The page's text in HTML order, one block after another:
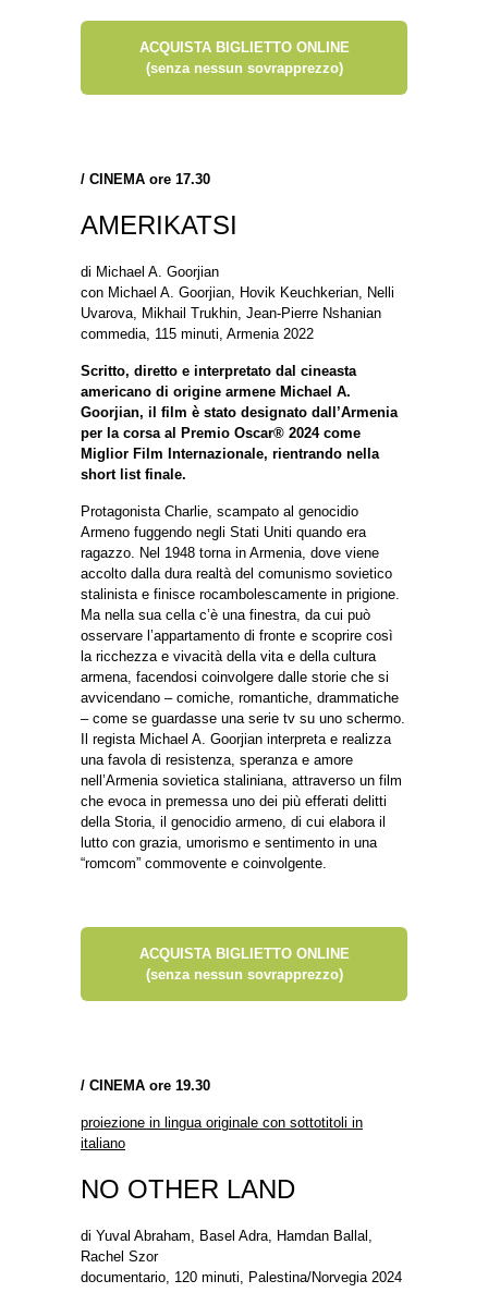
ACQUISTA BIGLIETTO ONLINE
(senza nessun sovrapprezzo)
/ CINEMA ore 17.30
AMERIKATSI
di Michael A. Goorjian
con Michael A. Goorjian, Hovik Keuchkerian, Nelli
Uvarova, Mikhail Trukhin, Jean-Pierre Nshanian
commedia, 115 minuti, Armenia 2022
Scritto, diretto e interpretato dal cineasta
americano di origine armene Michael A.
Goorjian, il film è stato designato dall’Armenia
per la corsa al Premio Oscar® 2024 come
Miglior Film Internazionale, rientrando nella
short list finale.
Protagonista Charlie, scampato al genocidio
Armeno fuggendo negli Stati Uniti quando era
ragazzo. Nel 1948 torna in Armenia, dove viene
accolto dalla dura realtà del comunismo sovietico
stalinista e finisce rocambolescamente in prigione.
Ma nella sua cella c’è una finestra, da cui può
osservare l’appartamento di fronte e scoprire così
la ricchezza e vivacità della vita e della cultura
armena, facendosi coinvolgere dalle storie che si
avvicendano – comiche, romantiche, drammatiche
– come se guardasse una serie tv su uno schermo.
Il regista Michael A. Goorjian interpreta e realizza
una favola di resistenza, speranza e amore
nell’Armenia sovietica staliniana, attraverso un film
che evoca in premessa uno dei più efferati delitti
della Storia, il genocidio armeno, di cui elabora il
lutto con grazia, umorismo e sentimento in una
“romcom” commovente e coinvolgente.
ACQUISTA BIGLIETTO ONLINE
(senza nessun sovrapprezzo)
/ CINEMA ore 19.30
proiezione in lingua originale con sottotitoli in
italiano
NO OTHER LAND
di Yuval Abraham, Basel Adra, Hamdan Ballal,
Rachel Szor
documentario, 120 minuti, Palestina/Norvegia 2024